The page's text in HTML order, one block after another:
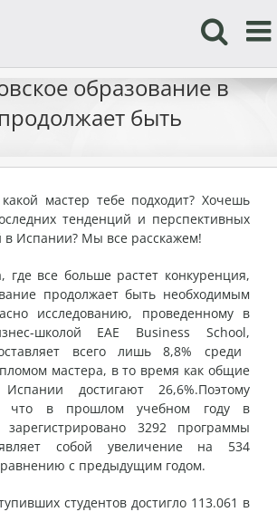
образование в
быть
мастер тебе подходит? Хочешь
тенденций и перспективных
в Испании? Мы все расскажем!
где все больше растет конкуренция,
продолжает быть необходимым
исследованию, проведенному в
школой EAE Business School,
всего лишь 8,8% среди
мастера, в то время как общие
достигают 26,6%.Поэтому
что в прошлом учебном году в
3292 программы
собой увеличение на 534
с предыдущим годом.
студентов достигло 113.061 в